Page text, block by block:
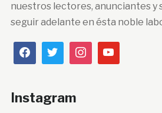
nuestros lectores, anunciantes y
seguir adelante en ésta noble
Instagram